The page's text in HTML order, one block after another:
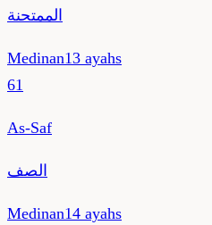
الممتحنة
Medinan13 ayahs
61
As-Saf
الصف
Medinan14 ayahs